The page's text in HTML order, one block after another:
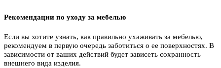
Рекомендации по уходу за мебелью
Если вы хотите узнать, как правильно ухаживать за мебелью,
рекомендуем в первую очередь заботиться о ее поверхностях. В
зависимости от ваших действий будет зависеть сохранность
внешнего вида изделия.